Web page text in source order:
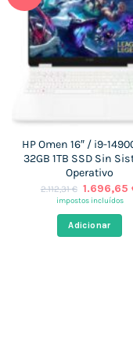
HP Omen 16″ / i9-
32GB 1TB SSD Sin
Operativo
2.112,31€ O
preço
era:
2.112,31 €.
1.696,65
impostos incluídos
Adicionar